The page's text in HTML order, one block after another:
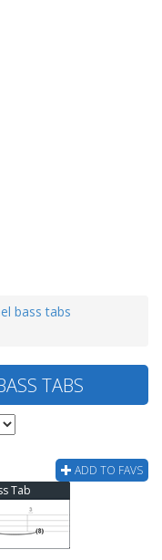
bass tabs
TABS
ADD TO FAVS
Tab